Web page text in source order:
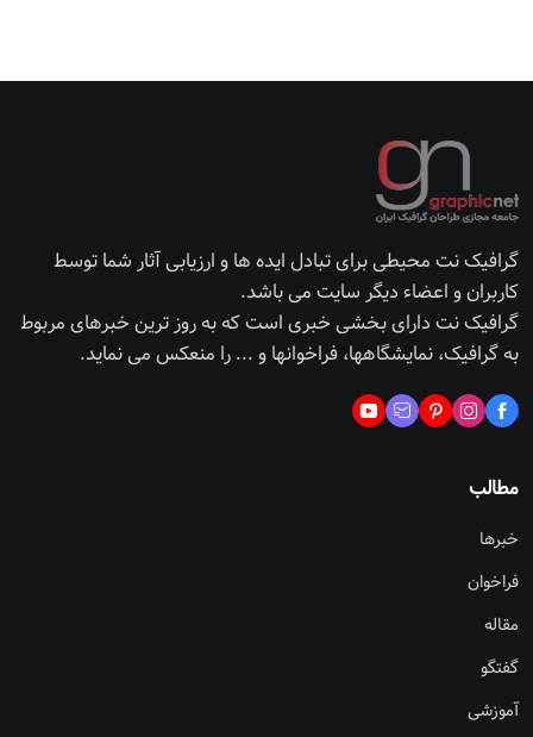
گرافیک نت محیطی برای تبادل ایده ها و ارزیابی آثار شما توسط
کاربران و اعضاء دیگر سایت می باشد.
گرافیک نت دارای بخشی خبری است که به روز ترین خبرهای مربوط
به گرافیک، نمایشگاهها، فراخوانها و ... را منعکس می نماید.
مطالب
خبرها
فراخوان
مقاله
گفتگو
آموزشی